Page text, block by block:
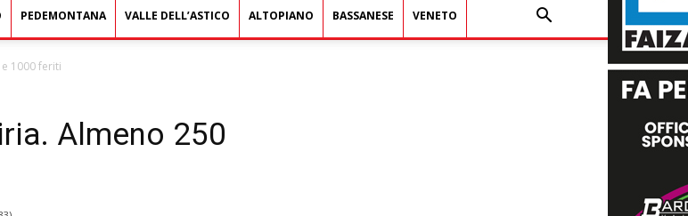
PEDEMONTANA VALLE DELL’ASTICO ALTOPIANO BASSANESE VENETO
1000 feriti
Almeno 250